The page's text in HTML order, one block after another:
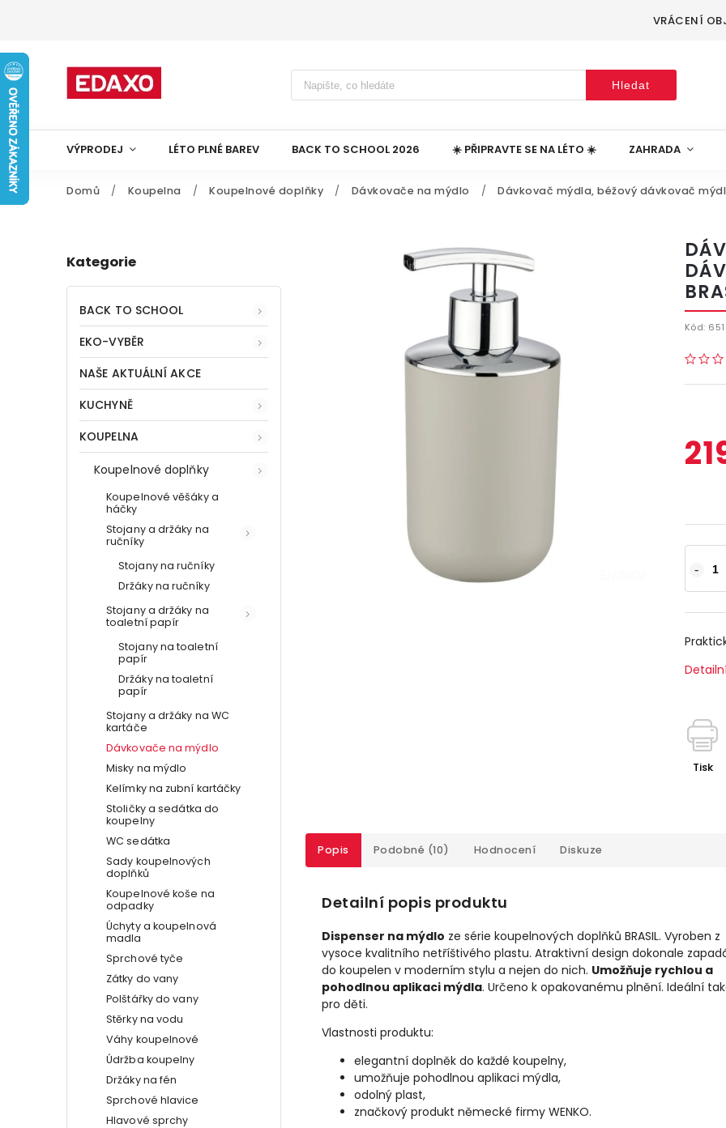
VRÁCENÍ
Hledat
VÝPRODEJ LÉTO PLNÉ BAREV BACK TO SCHOOL 2026 ☀️ PŘIPRAVTE SE NA LÉTO ☀️ ZAHRADA
Domů / Koupelna / Koupelnové doplňky / Dávkovače na mýdlo / Dávkovač mýdla, béžový dávkovač
Kategorie
BACK TO SCHOOL
EKO-VYBĚR
NAŠE AKTUÁLNÍ AKCE
KUCHYNĚ
KOUPELNA
Koupelnové doplňky
Koupelnové věšáky a
háčky
Stojany a držáky na
ručníky
Stojany na ručníky
Držáky na ručníky
Stojany a držáky na
toaletní papír
Stojany na toaletní
papír
Držáky na toaletní
papír
Stojany a držáky na WC
kartáče
Dávkovače na mýdlo
Misky na mýdlo
Kelímky na zubní kartáčky
Stoličky a sedátka do
koupelny
WC sedátka
Sady koupelnových
doplňků
Koupelnové koše na
odpadky
Úchyty a koupelnová
madla
Sprchové tyče
Zátky do vany
Polštářky do vany
Stěrky na vodu
Váhy koupelnové
Údržba koupelny
Držáky na fén
Sprchové hlavice
Hlavové sprchy
Kód:
Tisk
Popis Podobné (10) Hodnocení Diskuze
Detailní popis produktu
Dispenser na mýdlo ze série koupelnových doplňků BRASIL. Vyroben z
vysoce kvalitního netříštivého plastu. Atraktivní design dokonale
do koupelen v moderním stylu a nejen do nich. Umožňuje rychlou a
pohodlnou aplikaci mýdla. Určeno k opakovanému plnění. Ideální
pro děti.
Vlastnosti produktu:
elegantní doplněk do každé koupelny,
umožňuje pohodlnou aplikaci mýdla,
odolný plast,
značkový produkt německé firmy WENKO.